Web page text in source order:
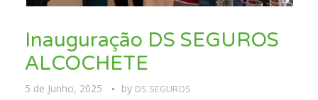
Inauguração DS SEGUROS
ALCOCHETE
5 de Junho, 2025 by DS SEGUROS